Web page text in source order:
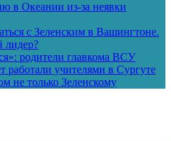
в Океании из-за неявки
с Зеленским в Вашингтоне.
лидер?
родители главкома ВСУ
работали учителями в Сургуте
не только Зеленскому